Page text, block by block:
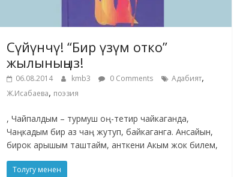
Сүйүнчү! “Бир үзүм отко”
жылыныңыз!
06.08.2014 kmb3 0 Comments Адабият,
Ж.Исабаева, поэзия
, Чайпалдым – турмуш оң-тетир чайкаганда,
Чаңкадым бир аз чаң жутуп, байкаганга. Ансайын,
бирок арышым таштайм, анткени Акым жок билем,
Толугу менен